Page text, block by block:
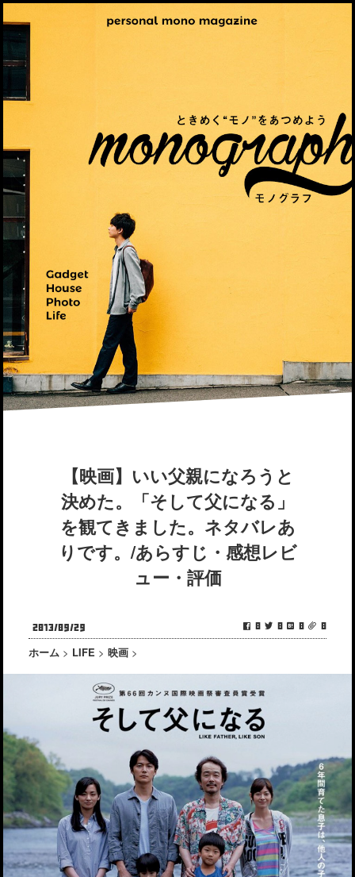
【映画】いい父親になろうと
決めた。「そして父になる」
を観てきました。ネタバレあ
りです。/あらすじ・感想レビ
ュー・評価
0 0 0 0
2013/09/29
ホーム > LIFE > 映画 >